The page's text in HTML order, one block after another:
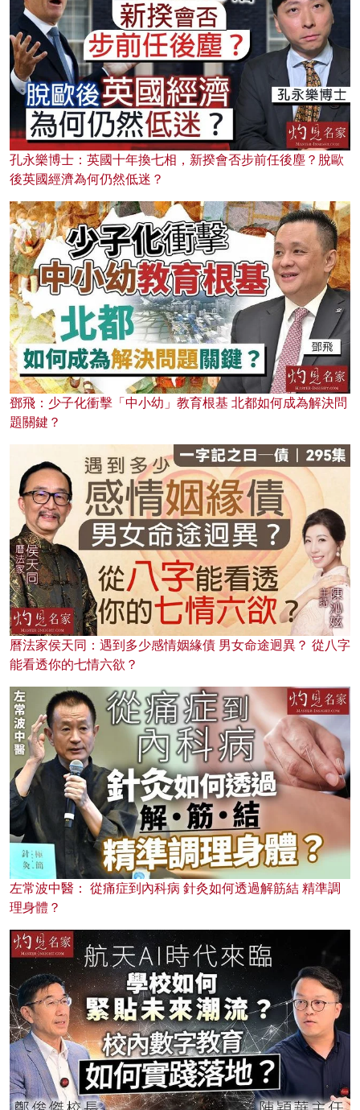
孔永樂博士：英國十年換七相，新揆會否步前任後塵？脫歐
後英國經濟為何仍然低迷？
鄧飛：少子化衝擊「中小幼」教育根基 北都如何成為解決問
題關鍵？
曆法家侯天同：遇到多少感情姻緣債 男女命途迥異？ 從八字
能看透你的七情六欲？
左常波中醫： 從痛症到內科病 針灸如何透過解筋結 精準調
理身體？